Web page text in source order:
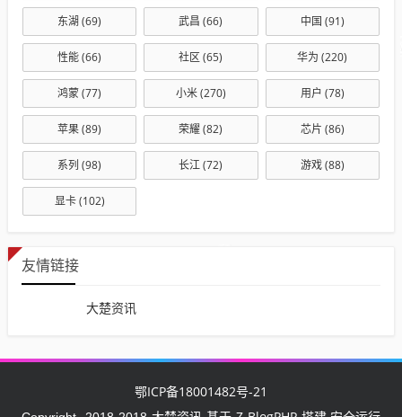
东湖 (69) 武昌 (66) 中国 (91)
性能(66) 社区 (65) 华为 (220)
鸿蒙(77) 小米(270) 用户 (78)
苹果(89) 荣耀(82) 芯片 (86)
系列 (98) 长江(72) 游戏(88)
显卡(102)
友情链接
大楚资讯
鄂ICP备18001482号-21